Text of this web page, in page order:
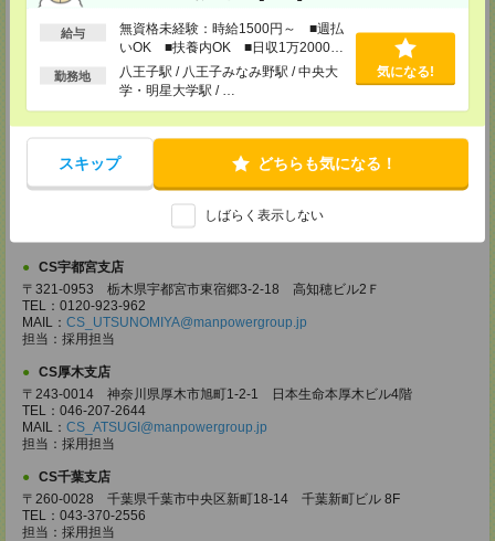
給与
無資格未経験：時給1500円～ ■週払
いOK ■扶養内OK ■日収1万2000円
以上
勤務地
八王子駅 / 八王子みなみ野駅 / 中央大
学・明星大学駅 / …
気になる!
スキップ どちらも気になる！
しばらく表示しない
担当：採用担当
CS大宮支店
〒330-0854 埼玉県さいたま市大宮区桜木町 1-10-16 シーノ大宮ノース
ウイング 9階
TEL：0120-769-355
MAIL：CS_OMIYA@manpowergroup.jp
担当：採用担当
CS高崎支店
〒370-0831 群馬県高崎市あら町167 高崎第一生命ビルディング11Ｆ
CS_TAKASAKI@manpowergroup.jp
CS宇都宮支店
〒321-0953 栃木県宇都宮市東宿郷3-2-18 高知穂ビル2Ｆ
TEL：0120-923-962
MAIL： CS_UTSUNOMIYA@manpowergroup.jp
担当：採用担当
CS厚木支店
〒243-0014 神奈川県厚木市旭町1-2-1 日本生命本厚木ビル4階
TEL：046-207-2644
MAIL： CS_ATSUGI@manpowergroup.jp
担当：採用担当
CS千葉支店
〒260-0028 千葉県千葉市中央区新町18-14 千葉新町ビル 8F
TEL：043-370-2556
担当：採用担当